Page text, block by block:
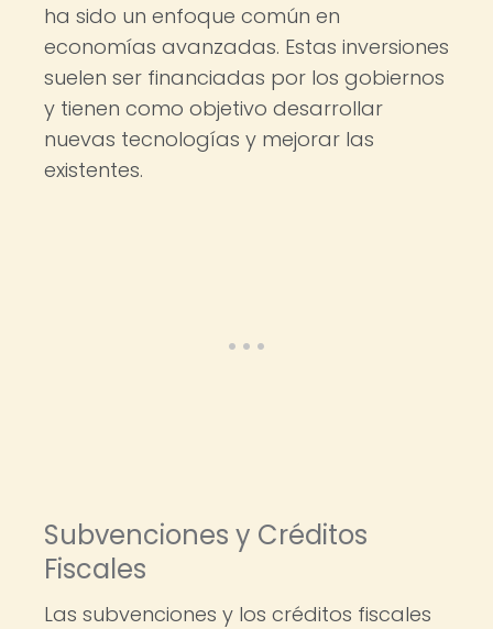
ha sido un enfoque común en
economías avanzadas. Estas inversiones
suelen ser financiadas por los gobiernos
y tienen como objetivo desarrollar
nuevas tecnologías y mejorar las
existentes.
Subvenciones y Créditos
Fiscales
Las subvenciones y los créditos fiscales